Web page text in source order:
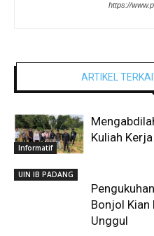
https://
ARTIKEL
Informatif
Kuliah
UIN IB PADANG
Bonjol Kian
Unggul